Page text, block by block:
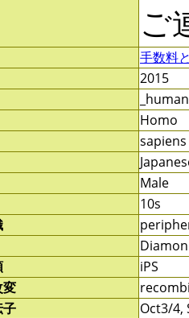
ご
手数料
2015
Homo
sapiens
Male
10s
iPS
変
子
Oct3/4,